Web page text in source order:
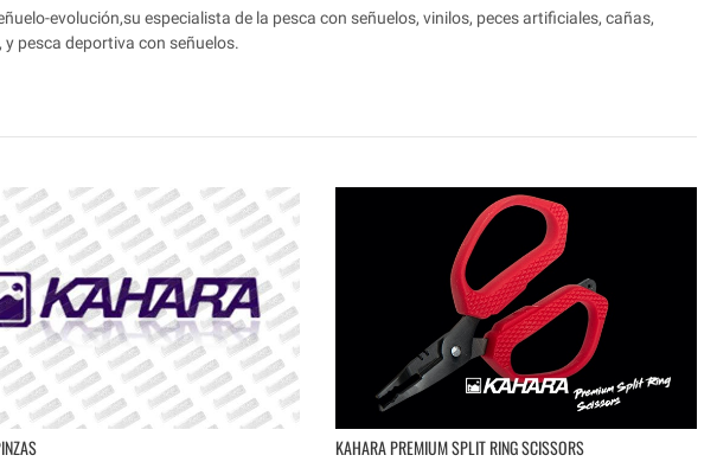
evolución,su especialista de la pesca con señuelos, vinilos, peces artificiales, cañas,
y pesca deportiva con señuelos.
KAHARA PREMIUM SPLIT RING SCISSORS